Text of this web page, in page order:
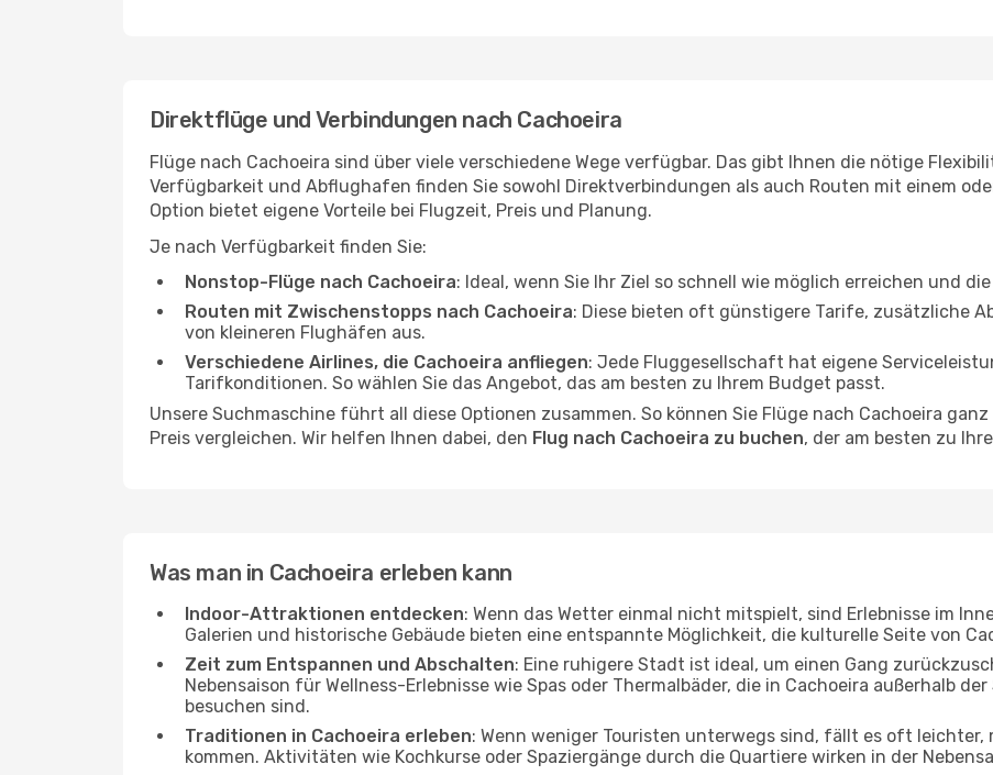
Direktflüge und Verbindungen nach Cachoeira
Flüge nach Cachoeira sind über viele verschiedene Wege verfügbar. Das gibt Ihnen die nötige
Verfügbarkeit und Abflughafen finden Sie sowohl Direktverbindungen als auch Routen mit einem
Option bietet eigene Vorteile bei Flugzeit, Preis und Planung.
Je nach Verfügbarkeit finden Sie:
Nonstop-Flüge nach Cachoeira: Ideal, wenn Sie Ihr Ziel so schnell wie möglich erreichen und
Routen mit Zwischenstopps nach Cachoeira: Diese bieten oft günstigere Tarife, zusätzliche
von kleineren Flughäfen aus.
Verschiedene Airlines, die Cachoeira anfliegen: Jede Fluggesellschaft hat eigene
Tarifkonditionen. So wählen Sie das Angebot, das am besten zu Ihrem Budget passt.
Unsere Suchmaschine führt all diese Optionen zusammen. So können Sie Flüge nach Cachoeira
Preis vergleichen. Wir helfen Ihnen dabei, den Flug nach Cachoeira zu buchen, der am besten zu
Was man in Cachoeira erleben kann
Indoor-Attraktionen entdecken: Wenn das Wetter einmal nicht mitspielt, sind Erlebnisse im
Galerien und historische Gebäude bieten eine entspannte Möglichkeit, die kulturelle Seite von
Zeit zum Entspannen und Abschalten: Eine ruhigere Stadt ist ideal, um einen Gang
Nebensaison für Wellness-Erlebnisse wie Spas oder Thermalbäder, die in Cachoeira außerhalb
besuchen sind.
Traditionen in Cachoeira erleben: Wenn weniger Touristen unterwegs sind, fällt es oft leichter,
kommen. Aktivitäten wie Kochkurse oder Spaziergänge durch die Quartiere wirken in der